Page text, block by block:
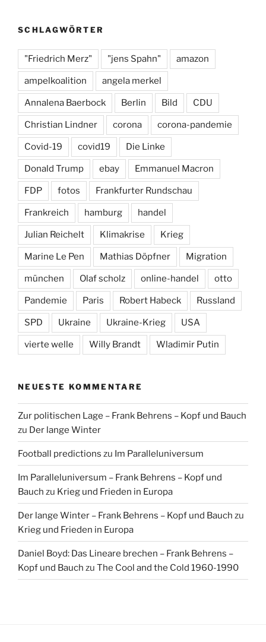
o
o
k
m y
SCHLAGWÖRTER
"Friedrich Merz" "jens Spahn" amazon
ampelkoalition angela merkel
Annalena Baerbock Berlin Bild CDU
Christian Lindner corona corona-pandemie
Covid-19 covid19 Die Linke
Donald Trump ebay Emmanuel Macron
FDP fotos Frankfurter Rundschau
Frankreich hamburg handel
Julian Reichelt Klimakrise Krieg
Marine Le Pen Mathias Döpfner Migration
münchen Olaf scholz online-handel otto
Pandemie Paris Robert Habeck Russland
SPD Ukraine Ukraine-Krieg USA
vierte welle Willy Brandt Wladimir Putin
NEUESTE KOMMENTARE
Zur politischen Lage – Frank Behrens – Kopf und Bauch
zu Der lange Winter
Football predictions zu Im Paralleluniversum
Im Paralleluniversum – Frank Behrens – Kopf und
Bauch zu Krieg und Frieden in Europa
Der lange Winter – Frank Behrens – Kopf und Bauch zu
Krieg und Frieden in Europa
Daniel Boyd: Das Lineare brechen – Frank Behrens –
Kopf und Bauch zu The Cool and the Cold 1960-1990